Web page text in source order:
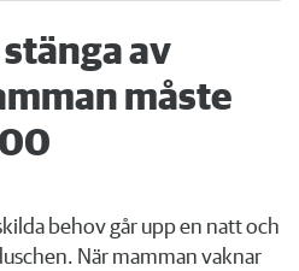
av
måste
behov går upp en natt och
När mamman vaknar